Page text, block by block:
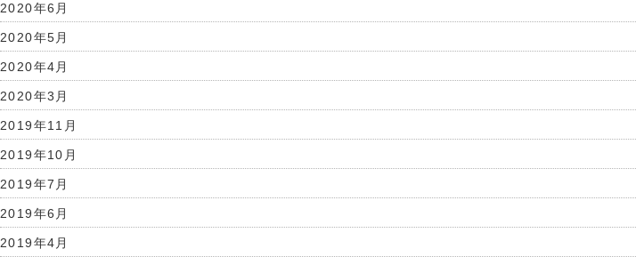
2020年6月
2020年5月
2020年4月
2020年3月
2019年11月
2019年10月
2019年7月
2019年6月
2019年4月